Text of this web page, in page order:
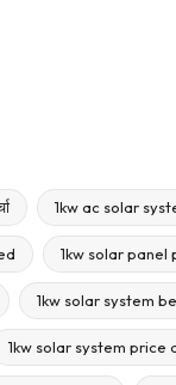
1kw ac solar
1kw solar panel
1kw solar system
1kw solar system price